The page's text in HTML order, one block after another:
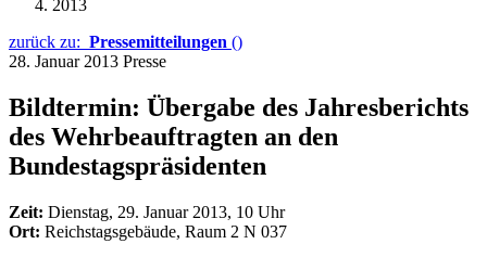
2013
zurück zu: Pressemitteilungen ()
28. Januar 2013 Presse
Bildtermin: Übergabe des Jahresberichts
des Wehrbeauftragten an den
Bundestagspräsidenten
Zeit: Dienstag, 29. Januar 2013, 10 Uhr
Ort: Reichstagsgebäude, Raum 2 N 037